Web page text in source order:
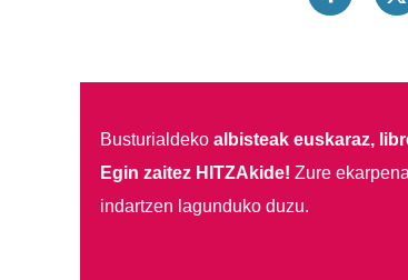
Busturialdeko albisteak euskaraz,
Egin zaitez HITZAkide! Zure
indartzen lagunduko duzu.